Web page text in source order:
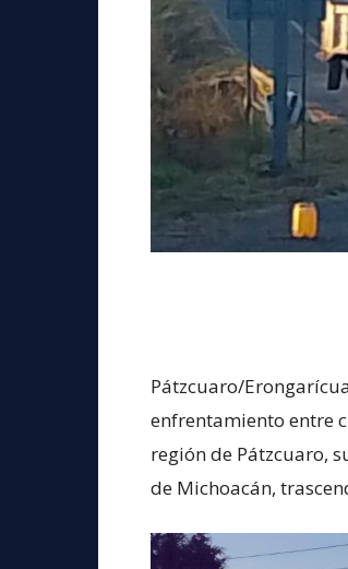
Pátzcuaro/
enfrentamiento entre
región de Pátzcuaro,
de Michoacán,